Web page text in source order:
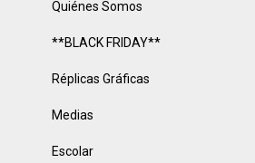
Quiénes Somos
**BLACK FRIDAY**
Réplicas Gráficas
Medias
Escolar